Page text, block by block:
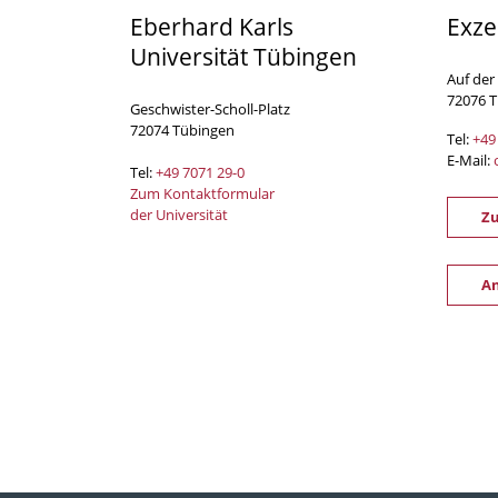
Eberhard Karls
Universität Tübingen
Geschwister-Scholl-Platz
72074 Tübingen
Tel:+49 7071 29-0
Zum Kontaktformular
der Universität
Auf
72076
Tel:
E-Mail: